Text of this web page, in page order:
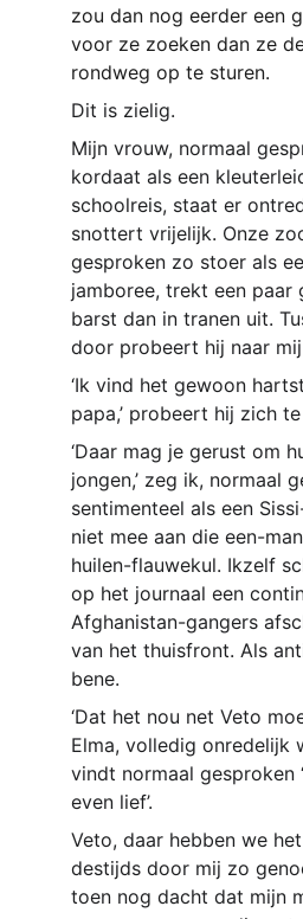
zou dan nog eerder een
voor ze zoeken dan ze
rondweg op te sturen.
Dit is zielig.
Mijn vrouw, normaal
kordaat als een
schoolreis, staat er
snottert vrijelijk. Onze
gesproken zo stoer als
jamboree, trekt een paar
barst dan in tranen uit.
door probeert hij naar
‘Ik vind het gewoon
papa,’ probeert hij zich
‘Daar mag je gerust om
jongen,’ zeg ik, normaal
sentimenteel als een
niet mee aan die een-
huilen-flauwekul. Ikzelf
op het journaal een
Afghanistan-gangers
van het thuisfront. Als
bene.
‘Dat het nou net Veto
Elma, volledig onredelijk
vindt normaal gesproken
even lief’.
Veto, daar hebben we
destijds door mij zo
toen nog dacht dat mijn